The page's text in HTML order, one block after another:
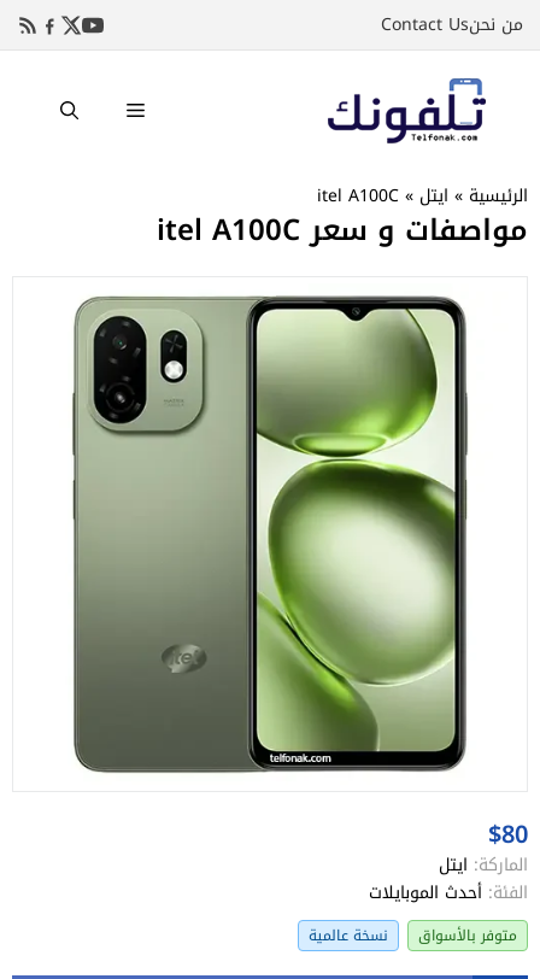
إلىمن نحنContact Us
القائمة
الرئيسية » ايتل »
itel A100C
مواصفات و سعر itel A100C
$80
الماركة: ايتل
الفئة: أحدث الموبايلات
متوفر بالأسواق نسخة عالمية